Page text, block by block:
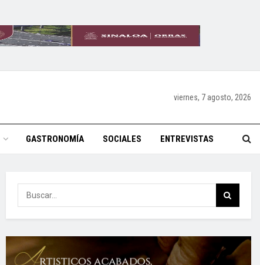
viernes, 7 agosto, 2026
GASTRONOMÍA SOCIALES ENTREVISTAS